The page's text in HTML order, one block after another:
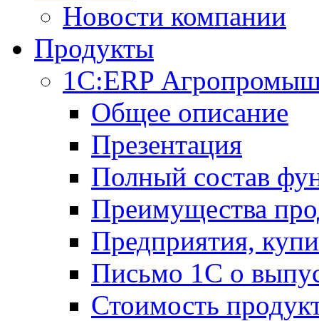
Новости компании
Продукты
1С:ERP
Общее описание
Презентация
Полный состав
Преимущества
Предприятия,
Письмо 1С о
Стоимость